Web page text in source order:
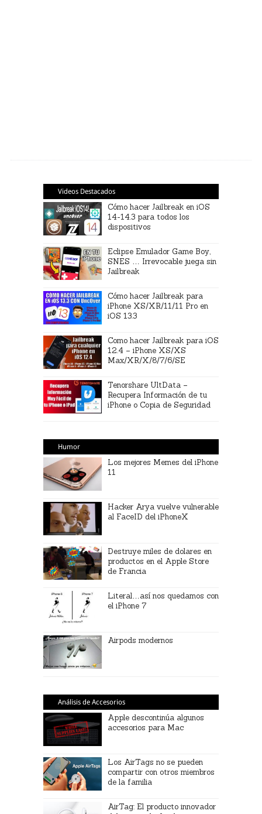
Videos Destacados
Cómo hacer Jailbreak en iOS
14-14.3 para todos los
dispositivos
Eclipse Emulador Game Boy,
SNES … Irrevocable juega sin
Jailbreak
Cómo hacer Jailbreak para
iPhone XS/XR/11/11 Pro en
iOS 13.3
Como hacer Jailbreak para iOS
12.4 – iPhone XS/XS
Max/XR/X/8/7/6/SE
Tenorshare UltData –
Recupera Información de tu
iPhone o Copia de Seguridad
Humor
Los mejores Memes del iPhone
11
Hacker Arya vuelve vulnerable
al FaceID del iPhoneX
Destruye miles de dolares en
productos en el Apple Store
de Francia
Literal…así nos quedamos con
el iPhone 7
Airpods modernos
Análisis de Accesorios
Apple descontinúa algunos
accesorios para Mac
Los AirTags no se pueden
compartir con otros miembros
de la familia
AirTag: El producto innovador